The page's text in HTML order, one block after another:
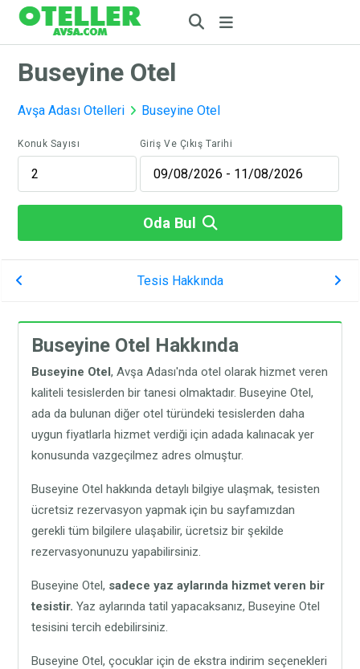
Buseyine Otel
Avşa Adası Otelleri Buseyine Otel
Konuk Sayısı Giriş Ve Çıkış Tarihi
Oda Bul
Tesis Hakkında
Buseyine Otel Hakkında
Buseyine Otel, Avşa Adası'nda otel olarak hizmet veren
kaliteli tesislerden bir tanesi olmaktadır. Buseyine Otel,
ada da bulunan diğer otel türündeki tesislerden daha
uygun fiyatlarla hizmet verdiği için adada kalınacak yer
konusunda vazgeçilmez adres olmuştur.
Buseyine Otel hakkında detaylı bilgiye ulaşmak, tesisten
ücretsiz rezervasyon yapmak için bu sayfamızdan
gerekli tüm bilgilere ulaşabilir, ücretsiz bir şekilde
rezervasyonunuzu yapabilirsiniz.
Buseyine Otel, sadece yaz aylarında hizmet veren bir
tesistir. Yaz aylarında tatil yapacaksanız, Buseyine Otel
tesisini tercih edebilirsiniz.
Buseyine Otel, çocuklar için de ekstra indirim seçenekleri